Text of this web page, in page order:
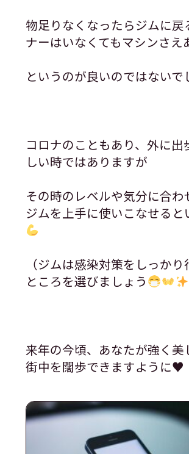
物足りなくなったらジムに戻
ナーはいなくてもマシンさえ
というのが良いのではないで
コロナのこともあり、外に出
しい時ではありますが
その時のレベルや気分に合わ
ジムを上手に使いこなせると
（ジムは感染対策をしっかり
ところを選びましょう
来年の今頃、あなたが強く美
街中を闊歩できますように♥️